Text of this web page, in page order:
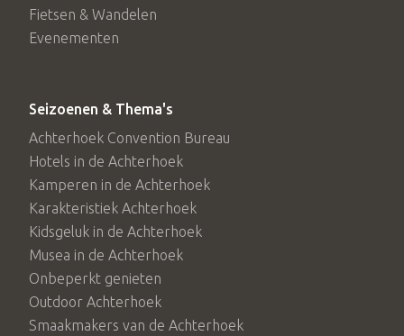
Fietsen & Wandelen
Evenementen
Seizoenen & Thema's
Achterhoek Convention Bureau
Hotels in de Achterhoek
Kamperen in de Achterhoek
Karakteristiek Achterhoek
Kidsgeluk in de Achterhoek
Musea in de Achterhoek
Onbeperkt genieten
Outdoor Achterhoek
Smaakmakers van de Achterhoek